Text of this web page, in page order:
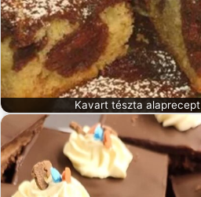
Kavart tészta alaprecept